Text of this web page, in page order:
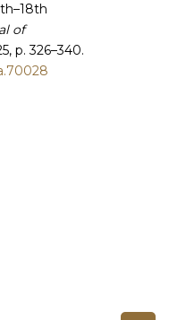
of
p. 326–340.